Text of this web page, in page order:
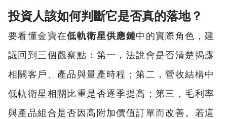
投資人該如何判斷它是否真的落地？
要看懂金寶在低軌衛星供應鏈中的實際角色，建
議回到三個觀察點：第一，法說會是否清楚揭露
相關客戶、產品與量產時程；第二，營收結構中
低軌衛星相關比重是否逐季提高；第三，毛利率
與產品組合是否因高附加價值訂單而改善。若這